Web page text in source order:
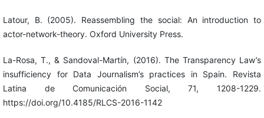
Latour, B. (2005). Reassembling the social: An introduction to
actor-network-theory. Oxford University Press.
La-Rosa, T., & Sandoval-Martín, (2016). The Transparency Law’s
insufficiency for Data Journalism’s practices in Spain. Revista
Latina de Comunicación Social, 71, 1208-1229.
https://doi.org/10.4185/RLCS-2016-1142